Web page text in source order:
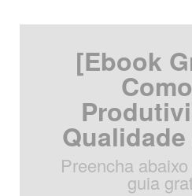
[Ebook
Preencha
guia